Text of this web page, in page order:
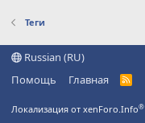
Теги
Russian (RU)
Помощь
Главная
R
Локализация от xenForo.Info®